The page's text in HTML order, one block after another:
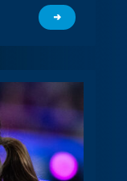
→